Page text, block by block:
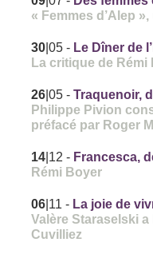
« Femmes d’Alep
30 |05 - Le Dîner de
La critique de Rémi
26 |05 -Traquenoir,
Philippe Pivion
préfacé par Roger
14 |12 - Francesca,
Rémi Boyer
06 |11 - La joie de
Valère Staraselski
Cuvilliez